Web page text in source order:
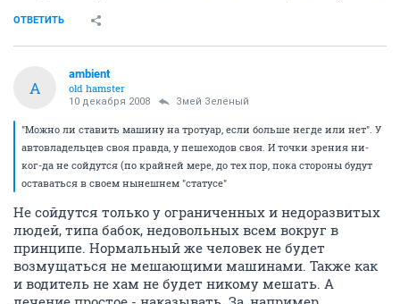
ОТВЕТИТЬ
A
ambient
old hamster
10 декабря 2008 Змей Зелёный
"Можно ли ставить машину на тротуар, если больше негде или нет". У
автовладельцев своя правда, у пешеходов своя. И точки зрения ни-
ког-да не сойдутся (по крайней мере, до тех пор, пока стороны будут
оставаться в своем нынешнем "статусе"
Не сойдутся только у ограниченных и недоразвитых
людей, типа бабок, недовольных всем вокруг в
принципе. Нормальный же человек не будет
возмущаться не мешающими машинами. Также как
и водитель не хам не будет никому мешать. А